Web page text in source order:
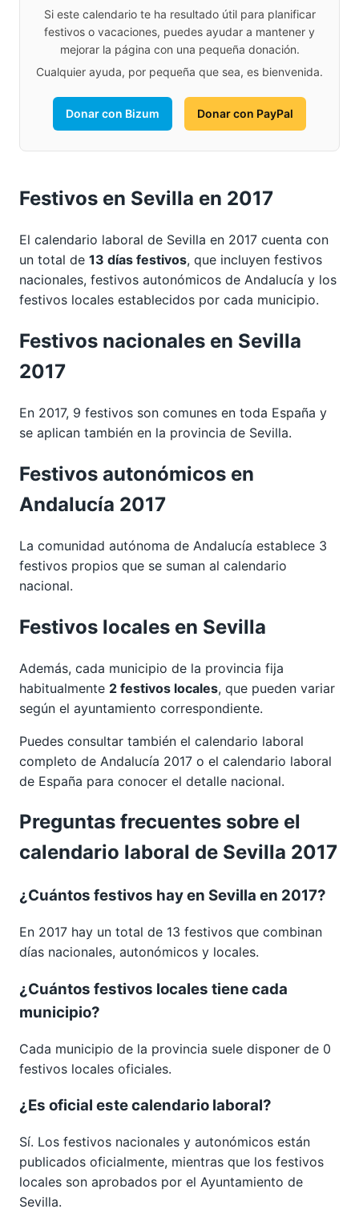
Si este calendario te ha resultado útil para planificar
festivos o vacaciones, puedes ayudar a mantener y
mejorar la página con una pequeña donación.
Cualquier ayuda, por pequeña que sea, es bienvenida.
Donar con Bizum Donar con PayPal
Festivos en Sevilla en 2017
El calendario laboral de Sevilla en 2017 cuenta con
un total de 13 días festivos, que incluyen festivos
nacionales, festivos autonómicos de Andalucía y los
festivos locales establecidos por cada municipio.
Festivos nacionales en Sevilla
2017
En 2017, 9 festivos son comunes en toda España y
se aplican también en la provincia de Sevilla.
Festivos autonómicos en
Andalucía 2017
La comunidad autónoma de Andalucía establece 3
festivos propios que se suman al calendario
nacional.
Festivos locales en Sevilla
Además, cada municipio de la provincia fija
habitualmente 2 festivos locales, que pueden variar
según el ayuntamiento correspondiente.
Puedes consultar también el calendario laboral
completo de Andalucía 2017 o el calendario laboral
de España para conocer el detalle nacional.
Preguntas frecuentes sobre el
calendario laboral de Sevilla 2017
¿Cuántos festivos hay en Sevilla en 2017?
En 2017 hay un total de 13 festivos que combinan
días nacionales, autonómicos y locales.
¿Cuántos festivos locales tiene cada
municipio?
Cada municipio de la provincia suele disponer de 0
festivos locales oficiales.
¿Es oficial este calendario laboral?
Sí. Los festivos nacionales y autonómicos están
publicados oficialmente, mientras que los festivos
locales son aprobados por el Ayuntamiento de
Sevilla.